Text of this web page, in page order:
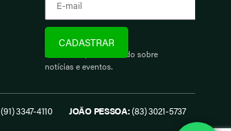
Assine e fique informado sobre
notícias e eventos.
(91) 3347-4110 JOÃO PESSOA:(83) 3021-5737